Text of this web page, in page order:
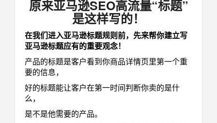
原来亚马逊SEO高流量“标题”
是这样写的！
在我们进入亚马逊标题规则前，先来帮你建立写
亚马逊标题应有的重要观念！
产品的标题是客户看到你商品详情页里第一个重
要的信息，
好的标题能让客户在第一时间判断你卖的是什
么，
是不是他需要的产品。